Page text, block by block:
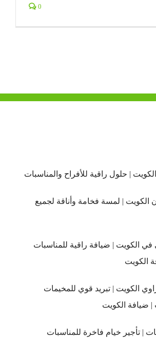
0
| حلول راقية للأفراح والمناسبات
الكويت | لمسة فخامة وأناقة لجميع
الكويت | ضيافة راقية للمناسبات
الكويت
الكويت | تبريد قوي للمخيمات
| ضيافة الكويت
| تأجير خيام فاخرة للمناسبات